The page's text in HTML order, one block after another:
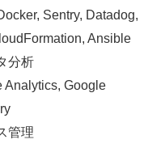
Sentry, Datadog,
Ansible
分析
Analytics, Google
管理